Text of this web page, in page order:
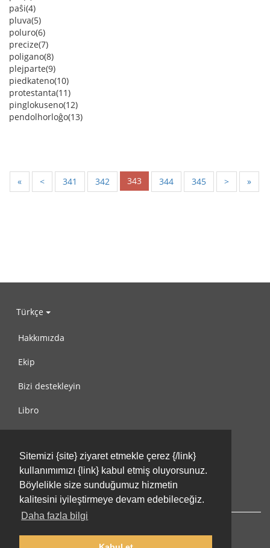
Sitemizi {site} ziyaret etmekle çerez {/link}
kullanımımızı {link} kabul etmiş oluyorsunuz.
Böylelikle size sunduğumuz hizmetin
kalitesini iyileştirmeye devam edebileceğiz.
Daha fazla bilgi
paŝi(4)
pluva(5)
poluro(6)
precize(7)
poligano(8)
plejparte(9)
piedkateno(10)
protestanta(11)
pinglokuseno(12)
pendolhorloĝo(13)
« < 341 342 343 344 345 > »
Türkçe
Hakkımızda
Ekip
Bizi destekleyin
Libro
Kullanım Koşulları
Bize ulaşın